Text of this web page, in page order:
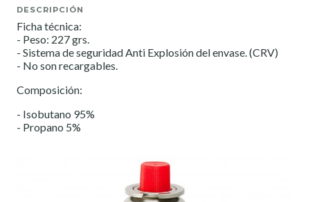
DESCRIPCIÓN
Ficha técnica:
- Peso: 227 grs.
- Sistema de seguridad Anti Explosión del envase. (CRV)
- No son recargables.
Composición:
- Isobutano 95%
- Propano 5%